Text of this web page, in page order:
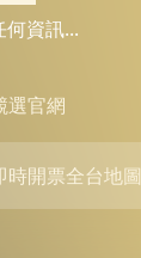
資訊...
選官網
開票全台地圖